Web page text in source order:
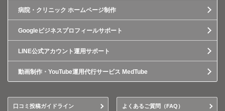
病院・クリニック ホームページ制作
Googleビジネスプロフィールサポート
LINE公式アカウント運用サポート
動画制作・YouTube運用代行サービス MedTube
口コミ投稿ガイドライン よくあるご質問（FAQ）